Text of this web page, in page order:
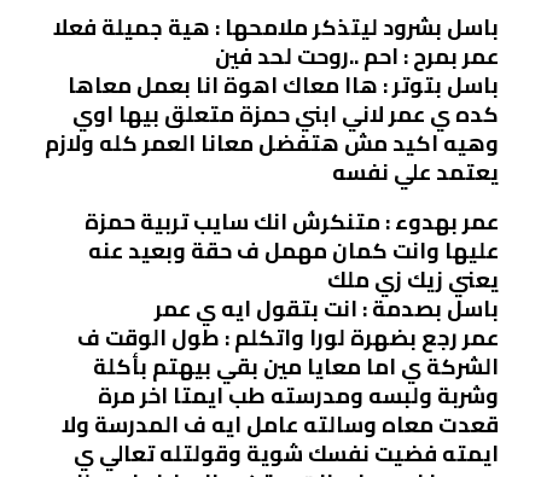
باسل بشرود ليتذكر ملامحها : هية جميلة فعلا
عمر بمرح : احم ..روحت لحد فين
باسل بتوتر : هاا معاك اهوة انا بعمل معاها
كده ي عمر لاني ابني حمزة متعلق بيها اوي
وهيه اكيد مش هتفضل معانا العمر كله ولازم
يعتمد علي نفسه
عمر بهدوء : متنكرش انك سايب تربية حمزة
عليها وانت كمان مهمل ف حقة وبعيد عنه
يعني زيك زي ملك
باسل بصدمة : انت بتقول ايه ي عمر
عمر رجع بضهرة لورا واتكلم : طول الوقت ف
الشركة ي اما معايا مين بقي بيهتم بأكلة
وشربة ولبسه ومدرسته طب ايمتا اخر مرة
قعدت معاه وسالته عامل ايه ف المدرسة ولا
ايمته فضيت نفسك شوية وقولتله تعالي ي